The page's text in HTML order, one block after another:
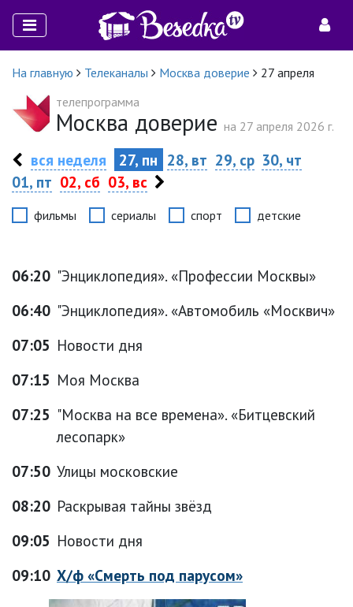
На главную Телеканалы Москва доверие
27 апреля
телепрограмма
Москва доверие на 27 апреля 2026 г.
вся неделя 27, пн 28, вт 29, ср 30, чт
01, пт 02, сб 03, вс
фильмы сериалы спорт детские
06:20 "Энциклопедия». «Профессии Москвы»
06:40 "Энциклопедия». «Автомобиль «Москвич»
07:05 Новости дня
07:15 Моя Москва
07:25 "Москва на все времена». «Битцевский
лесопарк»
07:50 Улицы московские
08:20 Раскрывая тайны звёзд
09:05 Новости дня
09:10 Х/ф «Смерть под парусом»